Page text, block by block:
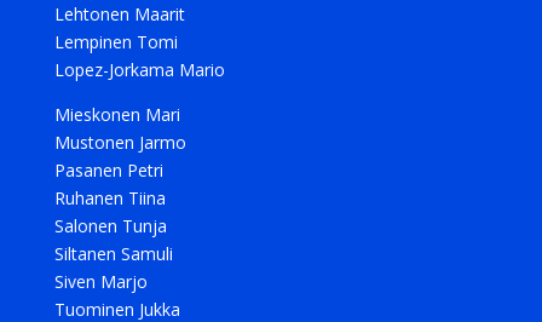
Lehtonen Maarit
Lempinen Tomi
Lopez-Jorkama Mario
Mieskonen Mari
Mustonen Jarmo
Pasanen Petri
Ruhanen Tiina
Salonen Tunja
Siltanen Samuli
Siven Marjo
Tuominen Jukka